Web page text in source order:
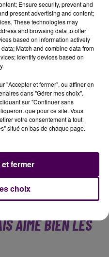
AIME BIEN LES
Ensure security, prevent and
present advertising and content;
These technologies may
and browsing data to offer
based on information actively
Match and combine data from
Identify devices based on
"Accepter et fermer", ou affiner en
dans "Gérer mes choix".
sur "Continuer sans
que pour ce site. Vous
votre consentement à tout
situé en bas de chaque page.
choix
fermer